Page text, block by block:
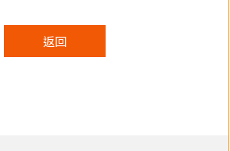
返回